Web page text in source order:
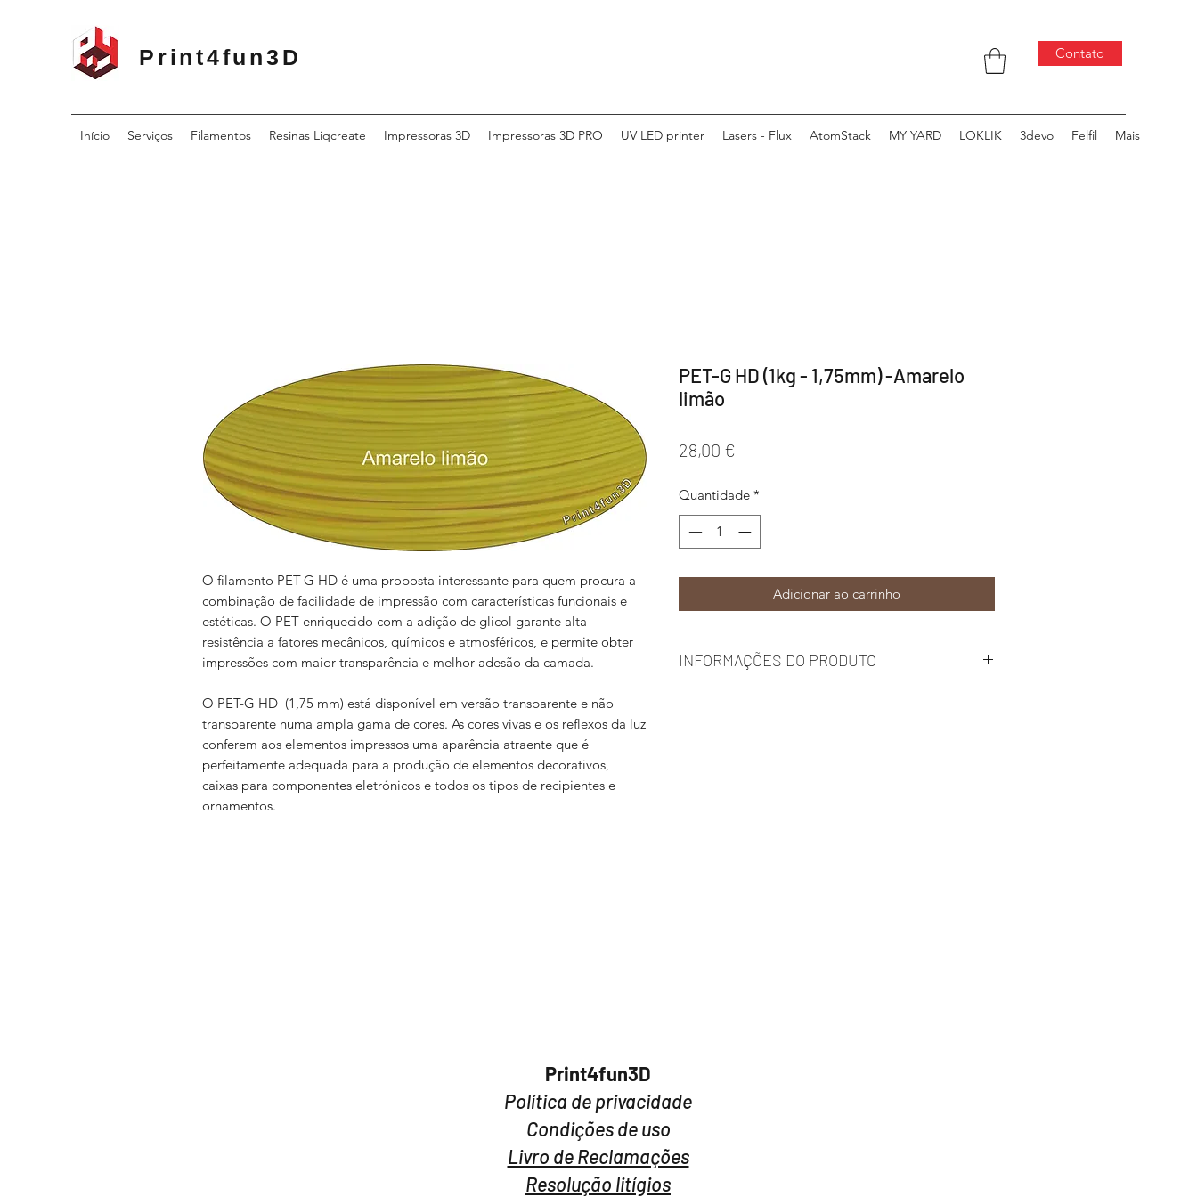
Print4fun3D Contato
Início Serviços Filamentos Resinas Liqcreate Impressoras 3D Impressoras 3D PRO UV LED printer Lasers - Flux AtomStack MY YARD LOKLIK 3devo Felfil Mais
O filamento PET-G HD é uma proposta interessante para quem procura a
combinação de facilidade de impressão com características funcionais e
estéticas. O PET enriquecido com a adição de glicol garante alta
resistência a fatores mecânicos, químicos e atmosféricos, e permite obter
impressões com maior transparência e melhor adesão da camada.
O PET-G HD (1,75 mm) está disponível em versão transparente e não
transparente numa ampla gama de cores. As cores vivas e os reflexos da luz
conferem aos elementos impressos uma aparência atraente que é
perfeitamente adequada para a produção de elementos decorativos,
caixas para componentes eletrónicos e todos os tipos de recipientes e
ornamentos.
PET-G HD (1kg - 1,75mm) -Amarelo
limão
28,00 €
Quantidade *
Adicionar ao carrinho
INFORMAÇÕES DO PRODUTO
Print4fun3D​
Política de privacidade
Condições de uso
Livro de Reclamações
Resolução litígios